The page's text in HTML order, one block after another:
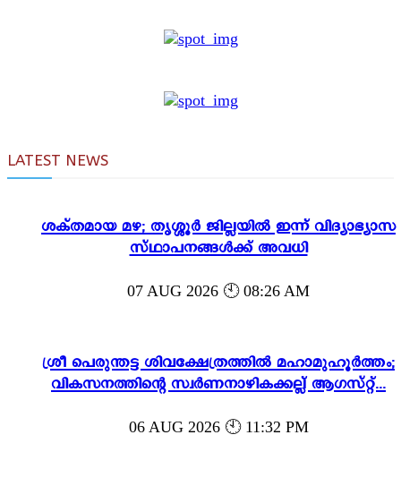
LATEST NEWS
ശക്തമായ മഴ; തൃശ്ശൂർ ജില്ലയിൽ ഇന്ന് വിദ്യാഭ്യാസ
സ്ഥാപനങ്ങൾക്ക് അവധി
07 AUG 2026 🕙 08:26 AM
ശ്രീ പെരുന്തട്ട ശിവക്ഷേത്രത്തിൽ മഹാമുഹൂർത്തം;
വികസനത്തിന്റെ സ്വർണനാഴികക്കല്ല് ആഗസ്റ്റ്...
06 AUG 2026 🕙 11:32 PM